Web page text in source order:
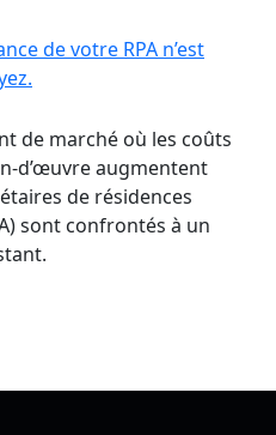
de votre RPA n’est
de marché où les coûts
d’œuvre augmentent
de résidences
sont confrontés à un